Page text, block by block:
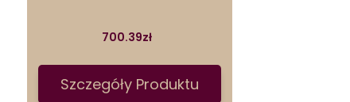
700.39zł
Szczegóły Produktu